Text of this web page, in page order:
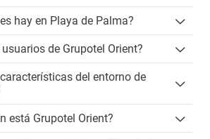
hay en Playa de Palma?
de Grupotel Orient?
del entorno de
está Grupotel Orient?